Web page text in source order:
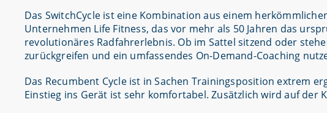
Das SwitchCycle ist eine Kombination aus einem
Unternehmen Life Fitness, das vor mehr als 50 Jahren das
revolutionäres Radfahrerlebnis. Ob im Sattel sitzend oder
zurückgreifen und ein umfassendes On-Demand-Coaching
Das Recumbent Cycle ist in Sachen Trainingsposition extrem
Einstieg ins Gerät ist sehr komfortabel. Zusätzlich wird auf der